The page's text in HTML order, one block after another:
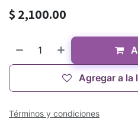
$ 2,100.00
Agregar a la
Términos y condiciones